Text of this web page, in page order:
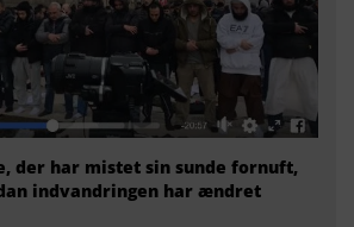
der har mistet sin sunde fornuft,
indvandringen har ændret